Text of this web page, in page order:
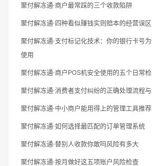
聚付解冻通·商户最常踩的三个收款陷阱
聚付解冻通·四种看似赚钱实则赔本的经营误区
聚付解冻通·支付标记化技术：你的银行卡号
使用
聚付解冻通·商户POS机安全使用的五个日常
聚付解冻通·消费者支付纠纷的正确处理流程
聚付解冻通·中小商户能用得上的管理工具推荐
聚付解冻通·如何选择最匹配的订单管理系统
聚付解冻通·替别人收款你敢吗风险有多大
聚付解冻通·按月做好这五项账户风险检查